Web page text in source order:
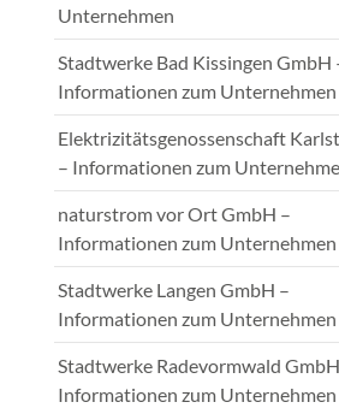
Unternehmen
Stadtwerke Bad Kissingen GmbH
Informationen zum Unternehmen
Elektrizitätsgenossenschaft
– Informationen zum
naturstrom vor Ort GmbH –
Informationen zum Unternehmen
Stadtwerke Langen GmbH –
Informationen zum Unternehmen
Stadtwerke Radevormwald
Informationen zum Unternehmen